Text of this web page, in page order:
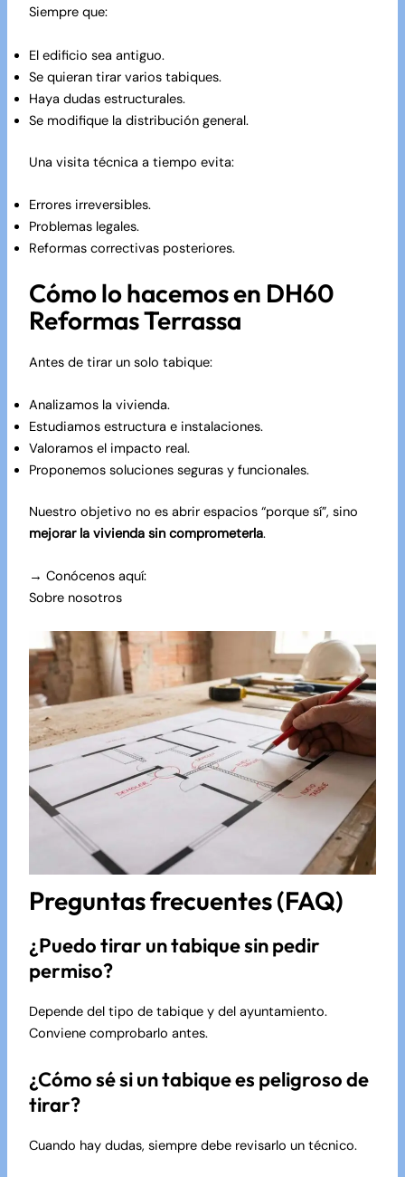
Siempre que:
El edificio sea antiguo.
Se quieran tirar varios tabiques.
Haya dudas estructurales.
Se modifique la distribución general.
Una visita técnica a tiempo evita:
Errores irreversibles.
Problemas legales.
Reformas correctivas posteriores.
Cómo lo hacemos en DH60
Reformas Terrassa
Antes de tirar un solo tabique:
Analizamos la vivienda.
Estudiamos estructura e instalaciones.
Valoramos el impacto real.
Proponemos soluciones seguras y funcionales.
Nuestro objetivo no es abrir espacios “porque sí”, sino
mejorar la vivienda sin comprometerla.
→ Conócenos aquí:
Sobre nosotros
Preguntas frecuentes (FAQ)
¿Puedo tirar un tabique sin pedir
permiso?
Depende del tipo de tabique y del ayuntamiento.
Conviene comprobarlo antes.
¿Cómo sé si un tabique es peligroso de
tirar?
Cuando hay dudas, siempre debe revisarlo un técnico.